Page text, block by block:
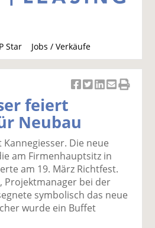
Star Jobs / Verkäufe
u
c
k
el
a
uf
F
ac
e
b
t
wi
tt
er
n
a
uf
Li
n
k
e
p
er
E
m
ain
feiert
Neubau
Die neue
am Firmenhauptsitz in
am 19. März Richtfest.
Projektmanager bei der
symbolisch das neue
wurde ein Buffet